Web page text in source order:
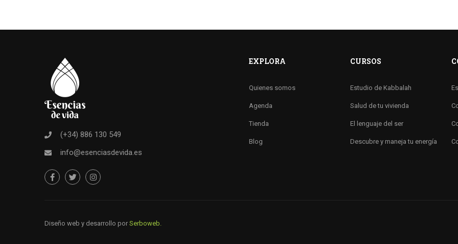
(+34) 886 130 549
info@esenciasdevida.es
EXPLORA
Quienes somos
Agenda
Tienda
Blog
CURSOS
Estudio de Kabbalah
Salud de tu vivienda
El lenguaje del ser
Descubre y maneja tu energía
Diseño web y desarrollo por Serboweb.